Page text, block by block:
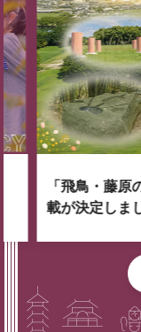
「飛鳥・藤
載が決定しま